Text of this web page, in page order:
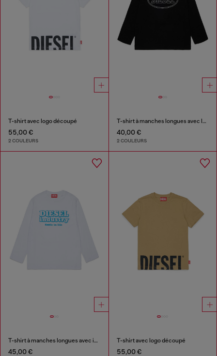
T-shirt avec logo découpé
55,00 €
2 COULEURS
T-shirt à manches longues avec logo Oval D
40,00 €
2 COULEURS
T-shirt à manches longues avec imprimé Diesel Industry
45,00 €
T-shirt avec logo découpé
55,00 €